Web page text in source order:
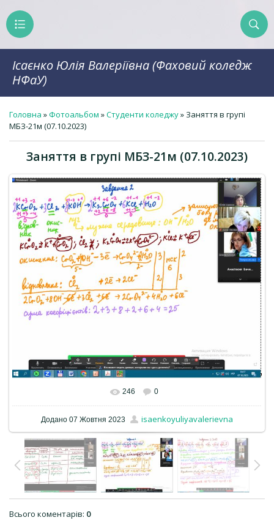
Ісаєнко Юлія Валеріївна (Фаховий коледж
НФаУ)
Головна »Фотоальбом »Студенти коледжу» Заняття в групі
МБЗ-21м (07.10.2023)
Заняття в групі МБЗ-21м (07.10.2023)
246 0
Додано 07 Жовтня 2023 isaenkoyuliyavalerievna
Всього коментарів: 0